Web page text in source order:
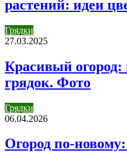
растений: идеи
Грядки
27.03.2025
Красивый
грядок. Фото
Грядки
06.04.2026
Огород по-